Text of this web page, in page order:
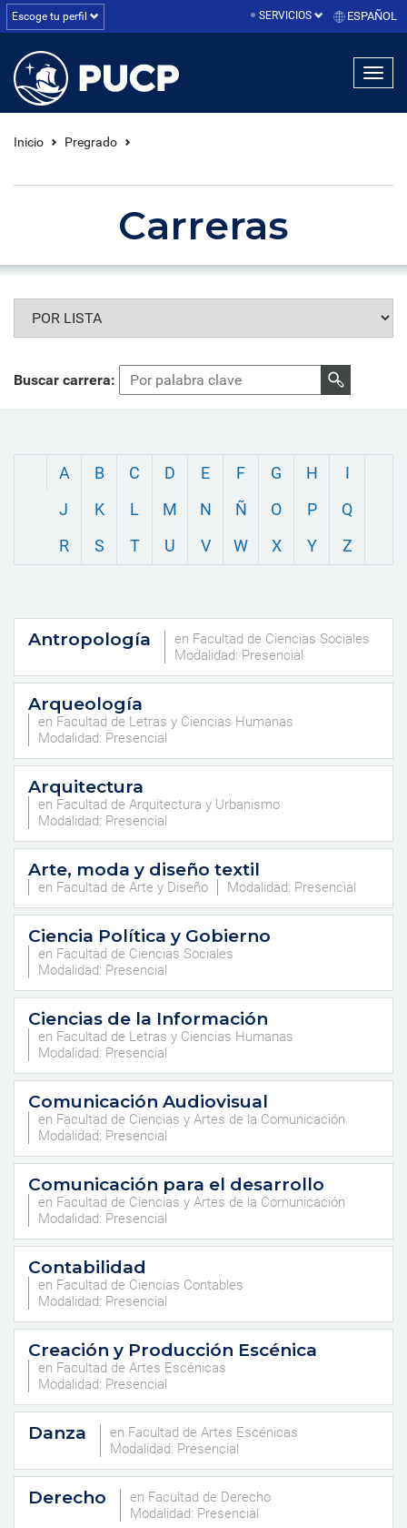
Escoge tu perfil SERVICIOS ESPAÑOL
Inicio Pregrado
Carreras
Buscar carrera:
A B C D E F G H
I
J
K L M N Ñ O P
Q
R
S T U V W X Y Z
Antropología
en Facultad de Ciencias Sociales
Modalidad: Presencial
Arqueología
en Facultad de Letras y Ciencias Humanas
Modalidad: Presencial
Arquitectura
en Facultad de Arquitectura y Urbanismo
Modalidad: Presencial
Arte, moda y diseño textil
en Facultad de Arte y Diseño Modalidad: Presencial
Ciencia Política y Gobierno
en Facultad de Ciencias Sociales
Modalidad: Presencial
Ciencias de la Información
en Facultad de Letras y Ciencias Humanas
Modalidad: Presencial
Comunicación Audiovisual
en Facultad de Ciencias y Artes de la Comunicación
Modalidad: Presencial
Comunicación para el desarrollo
en Facultad de Ciencias y Artes de la Comunicación
Modalidad: Presencial
Contabilidad
en Facultad de Ciencias Contables
Modalidad: Presencial
Creación y Producción Escénica
en Facultad de Artes Escénicas
Modalidad: Presencial
Danza
en Facultad de Artes Escénicas
Modalidad: Presencial
Derecho
en Facultad de Derecho
Modalidad: Presencial